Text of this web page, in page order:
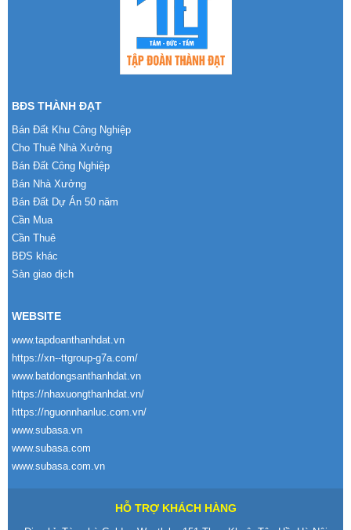
BĐS THÀNH ĐẠT
Bán Đất Khu Công Nghiệp
Cho Thuê Nhà Xưởng
Bán Đất Công Nghiệp
Bán Nhà Xưởng
Bán Đất Dự Án 50 năm
Cần Mua
Cần Thuê
BĐS khác
Sàn giao dịch
WEBSITE
www.tapdoanthanhdat.vn
https://xn--ttgroup-g7a.com/
www.batdongsanthanhdat.vn
https://nhaxuongthanhdat.vn/
https://nguonnhanluc.com.vn/
www.subasa.vn
www.subasa.com
www.subasa.com.vn
HỖ TRỢ KHÁCH HÀNG